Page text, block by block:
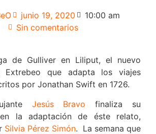
junio 19, 2020
10:00 am
Sin comentarios
de Gulliver en Liliput, el nuevo
Extrebeo que adapta los viajes
por Jonathan Swift en 1726.
Jesús Bravo finaliza su
la adaptación de éste relato,
Silvia Pérez Simón. La semana que